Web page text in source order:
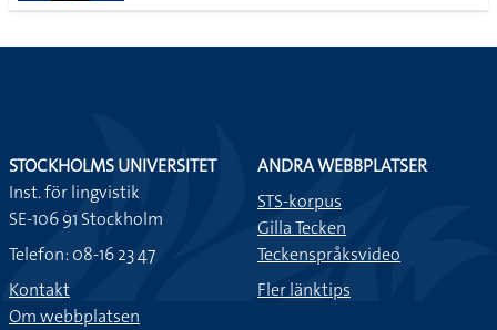
STOCKHOLMS UNIVERSITET
Inst. för lingvistik
SE-106 91 Stockholm
Telefon: 08-16 23 47
Kontakt
Om webbplatsen
ANDRA WEBBPLATSER
STS-korpus
Gilla Tecken
Teckenspråksvideo
Fler länktips